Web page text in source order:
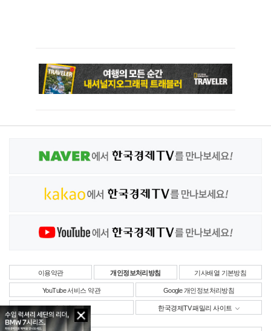
이용약관 개인정보처리방침 기사배열 기본방침
YouTube 서비스 약관 Google 개인정보처리방침
사업자정보 한국경제TV 패밀리 사이트